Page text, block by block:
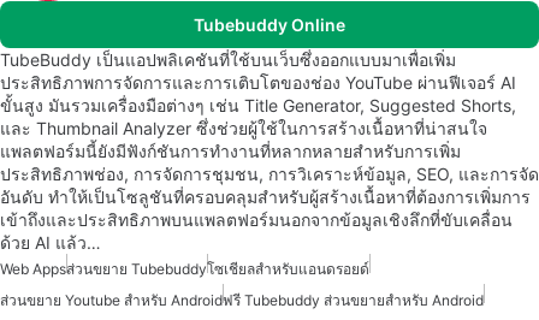
Tubebuddy Online
TubeBuddy เป็นแอปพลิเคชันที่ใช้บนเว็บซึ่งออกแบบมาเพื่อเพิ่ม
ประสิทธิภาพการจัดการและการเติบโตของช่อง YouTube ผ่านฟีเจอร์ AI
ขั้นสูง มันรวมเครื่องมือต่างๆ เช่น Title Generator, Suggested Shorts,
และ Thumbnail Analyzer ซึ่งช่วยผู้ใช้ในการสร้างเนื้อหาที่น่าสนใจ
แพลตฟอร์มนี้ยังมีฟังก์ชันการทำงานที่หลากหลายสำหรับการเพิ่ม
ประสิทธิภาพช่อง, การจัดการชุมชน, การวิเคราะห์ข้อมูล, SEO, และการจัด
อันดับ ทำให้เป็นโซลูชันที่ครอบคลุมสำหรับผู้สร้างเนื้อหาที่ต้องการเพิ่มการ
เข้าถึงและประสิทธิภาพบนแพลตฟอร์มนอกจากข้อมูลเชิงลึกที่ขับเคลื่อน
ด้วย AI แล้ว…
Web Appsส่วนขยาย Tubebuddyโซเชียลสำหรับแอนดรอยด์
ส่วนขยาย Youtube สำหรับ Androidฟรี Tubebuddy ส่วนขยายสำหรับ Android